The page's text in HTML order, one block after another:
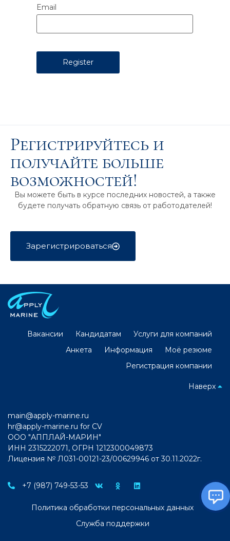
Email
Регистрируйтесь и
получайте больше
возможностей!
Вы можете быть в курсе последних новостей, а также
будете получать обратную связь от работодателей!
Зарегистрироваться
Вакансии Кандидатам
Услуги для компаний
Анкета
Информация
Моё резюме
Регистрация компании
Наверх
main@apply-marine.ru
hr@apply-marine.ru for CV
ООО "АППЛАЙ-МАРИН"
ИНН 2315222071, ОГРН 1212300049873
Лицензия № Л031-00121-23/00629946 от 30.11.2022г.
+7 (987) 749-53-53
Политика обработки персональных данных
Служба поддержки